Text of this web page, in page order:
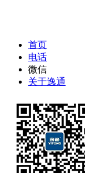
首页
电话
微信
关于逸通